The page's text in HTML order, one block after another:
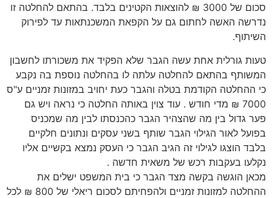
סכום של 3000 ₪ להוצאות הקטינים בלבד. בהתאם להחלטה זו
נדרשה האשה לחתום גם על הקפאת המשכנתאות עד לפירוק
השיתוף.
טעות גורלית אחת עשה הגבר שלא הפקיד את משכורתו לחשבון
המשותף בהתאם להחלטה עלתה לו בהחלטה נוספת בה נקבע
כי ההחלטה הקודמת בטלה והגבר כעת יחויב במזונות זמניים ע"ס
7000 ₪ מדי חודש . עוד צוין באותה החלטה כי נראה ויש גם
פער גדול בין מה שהצהיר הגבר כהכנסתו לבין מה שמכניס
בפועל לאור הגילוי הגבר שותף בשני עסקים ונתונים חלקיים
בלבד הוצגו לגילוי זה הגיב הגבר כי העסק נמצא בקשיים אליו
נקלעו בעקבות רכש של משאית חדשה .
מכאן הוגשה בקשה מצד הגבר כי בית המשפט ישלים את
ההחלטה למזונות זמניים ולהפחיתם לסכום ריאלי של 800 ₪ לכל